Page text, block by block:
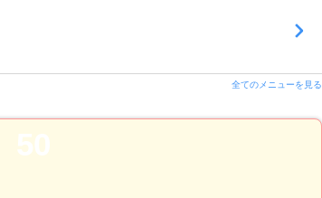
全てのメニューを見る
50